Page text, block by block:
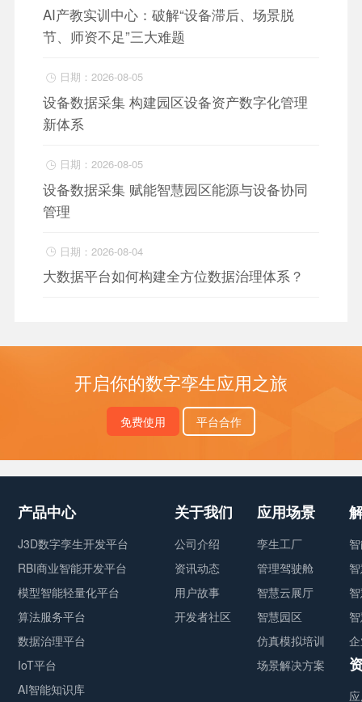
AI产教实训中心：破解“设备滞后、场景脱
节、师资不足”三大难题
 日期：2026-08-05
设备数据采集 构建园区设备资产数字化管理
新体系
 日期：2026-08-05
设备数据采集 赋能智慧园区能源与设备协同
管理
 日期：2026-08-04
大数据平台如何构建全方位数据治理体系？
开启你的数字孪生应用之旅
免费使用 平台合作
产品中心
J3D数字孪生开发平台
RBI商业智能开发平台
模型智能轻量化平台
算法服务平台
数据治理平台
IoT平台
AI智能知识库
关于我们
公司介绍
资讯动态
用户故事
开发者社区
应用场景
孪生工厂
管理驾驶舱
智慧云展厅
智慧园区
仿真模拟培训
场景解决方案